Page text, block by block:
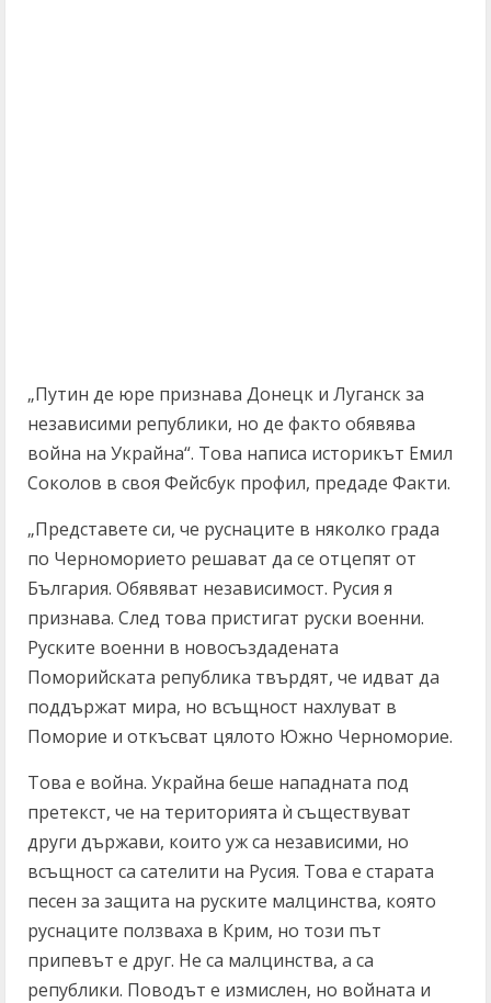
„Путин де юре признава Донецк и Луганск за
независими републики, но де факто обявява
война на Украйна“. Това написа историкът Емил
Соколов в своя Фейсбук профил, предаде Факти.
„Представете си, че руснаците в няколко града
по Черноморието решават да се отцепят от
България. Обявяват независимост. Русия я
признава. След това пристигат руски военни.
Руските военни в новосъздадената
Поморийската република твърдят, че идват да
поддържат мира, но всъщност нахлуват в
Поморие и откъсват цялото Южно Черноморие.
Това е война. Украйна беше нападната под
претекст, че на територията ѝ съществуват
други държави, които уж са независими, но
всъщност са сателити на Русия. Това е старата
песен за защита на руските малцинства, която
руснаците ползваха в Крим, но този път
припевът е друг. Не са малцинства, а са
републики. Поводът е измислен, но войната и